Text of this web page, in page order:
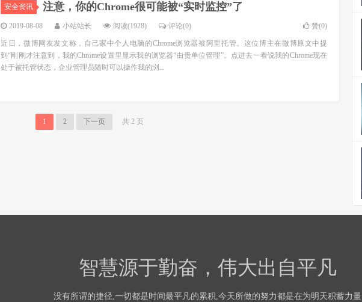
安全资讯 注意，你的Chrome很可能被“实时监控”了
2019-08-08 小站站长 阅读(1928) 评论(0) 赞(0)
近日，微博网友发文称，自己家中个人电脑的Chrome浏览器被阿里托管。这位博主在微博原文中提
到“刚刚才注意到，我的Chrome设置里显示我的浏览器“由贵单位管理”。点进去一看说我的Chrome现在
处于被托管状态，企业管理员随时可以操作我的浏...
1 2 下一页 共 2 页
智慧源于勤奋，伟大出自平凡
没有所谓的捷径,一切都是时间最平凡的累积,今天所做的努力都是在为明天积蓄力量